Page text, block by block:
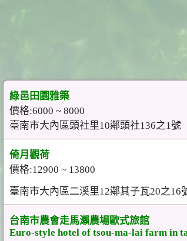
綠邑田園雅築
價格:6000 ~ 8000
臺南市大內區頭社里10鄰頭社136之1號
倚月觀荷
價格:12900 ~ 13800
臺南市大內區二溪里12鄰其子瓦20之16
台南市農會走馬瀨農場歐式旅館
Euro-style hotel of tsou-ma-lai farm in